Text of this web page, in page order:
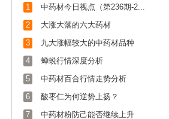
1
中药材今日视点（第236期-2...
2
大涨大落的六大药材
3
九大涨幅较大的中药材品种
4
蝉蜕行情深度分析
5
中药材百合行情走势分析
6
酸枣仁为何逆势上扬？
7
中药材粉防己能否继续上升